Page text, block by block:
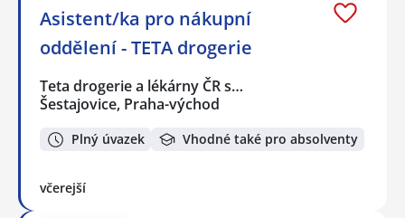
Asistent/ka pro nákupní
oddělení - TETA drogerie
Teta drogerie a lékárny ČR s…
Šestajovice, Praha-východ
Plný úvazek Vhodné také pro absolventy
včerejší